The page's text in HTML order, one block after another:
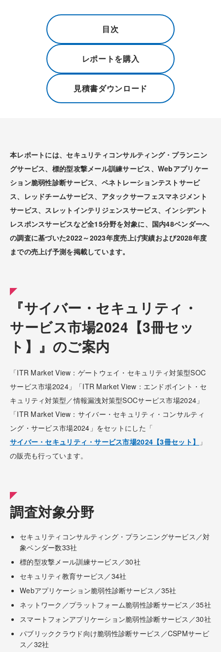
目次
レポートを購入
見積書ダウンロード
本レポートには、セキュリティコンサルティング・プランニン
グサービス、標的型攻撃メール訓練サービス、Webアプリケー
ション脆弱性診断サービス、ペネトレーションテストサービ
ス、レッドチームサービス、アタックサーフェスマネジメント
サービス、スレットインテリジェンスサービス、インシデント
レスポンスサービスなど全15分野を対象に、国内48ベンダーへ
の調査に基づいた2022～2023年度売上げ実績および2028年度
までの売上げ予測を掲載しています。
『サイバー・セキュリティ・
サービス市場2024【3冊セッ
ト】』のご案内
「ITR Market View：ゲートウェイ・セキュリティ対策型SOC
サービス市場2024」「ITR Market View：エンドポイント・セ
キュリティ対策型／情報漏洩対策型SOCサービス市場2024」
「ITR Market View：サイバー・セキュリティ・コンサルティ
ング・サービス市場2024」をセットにした「
サイバー・セキュリティ・サービス市場2024【3冊セット】
」
の販売も行っています。
調査対象分野
セキュリティコンサルティング・プランニングサービス／対
象ベンダー数33社
標的型攻撃メール訓練サービス／30社
セキュリティ教育サービス／34社
Webアプリケーション脆弱性診断サービス／35社
ネットワーク／プラットフォーム脆弱性診断サービス／35社
スマートフォンアプリケーション脆弱性診断サービス／30社
パブリッククラウド向け脆弱性診断サービス／CSPMサービ
ス／32社